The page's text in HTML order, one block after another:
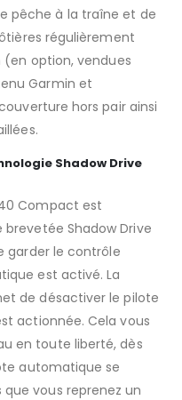
pêche à la traîne et de
régulièrement
(en option, vendues
Garmin et
hors pair ainsi
Shadow Drive
Compact est
Shadow Drive
garder le contrôle
est activé. La
de désactiver le pilote
actionnée. Cela vous
en toute liberté, dès
automatique se
vous reprenez un